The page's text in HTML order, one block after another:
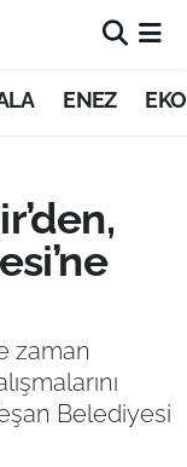
ENEZ
zaman
Belediyesi